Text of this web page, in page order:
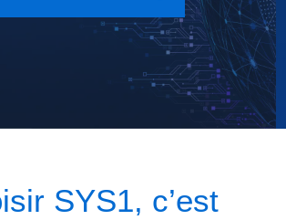
SYS1, c’est